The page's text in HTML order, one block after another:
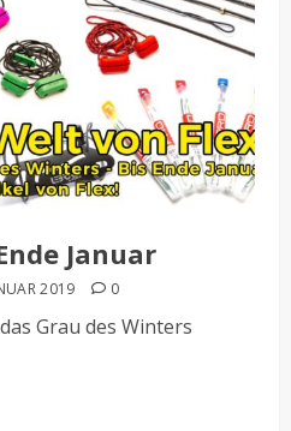
Januar
2019 0
Grau des Winters